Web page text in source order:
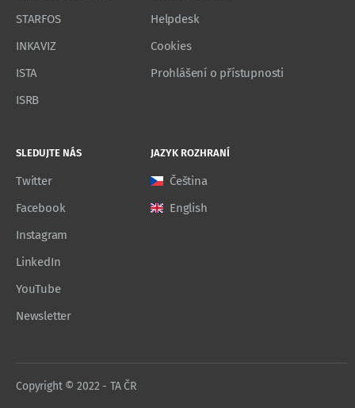
STARFOS
INKAVIZ
ISTA
ISRB
Helpdesk
Cookies
Prohlášení o přístupnosti
SLEDUJTE NÁS
Twitter
Facebook
Instagram
LinkedIn
YouTube
Newsletter
JAZYK ROZHRANÍ
Čeština
English
Copyright © 2022 - TA ČR